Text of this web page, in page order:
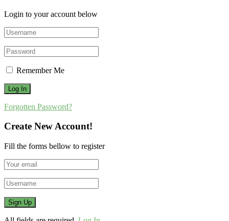
Login to your account below
Remember Me
Forgotten Password?
Create New Account!
Fill the forms bellow to register